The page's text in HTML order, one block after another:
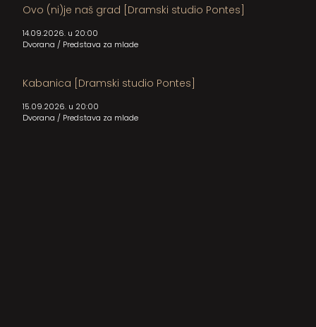
Ovo (ni)je naš grad [Dramski studio Pontes]
14.09.2026. u 20:00
Dvorana / Predstava za mlade
Kabanica [Dramski studio Pontes]
15.09.2026. u 20:00
Dvorana / Predstava za mlade